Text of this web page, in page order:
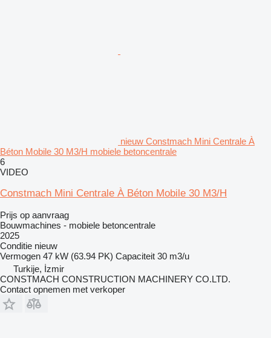
nieuw Constmach Mini Centrale À
Béton Mobile 30 M3/H mobiele betoncentrale
6
VIDEO
Constmach Mini Centrale À Béton Mobile 30 M3/H
Prijs op aanvraag
Bouwmachines - mobiele betoncentrale
2025
Conditie nieuw
Vermogen 47 kW (63.94 PK) Capaciteit 30 m3/u
Turkije, İzmir
CONSTMACH CONSTRUCTION MACHINERY CO.LTD.
Contact opnemen met verkoper